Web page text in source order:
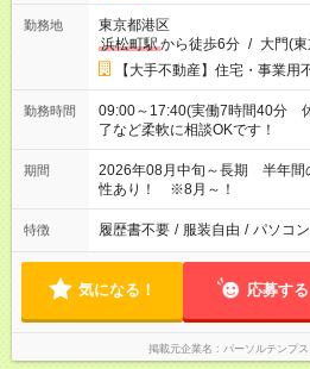
勤務地
東京都港区
浜松町駅から徒歩6分 / 大門(
【大手不動産】住宅・事業用
勤務時間
09:00～17:40(実働7時間40分
了など柔軟に相談OKです！
期間
2026年08月中旬～長期 半年間
性あり！ ※8月～！
特徴 履歴書不要 / 服装自由 / パソコ
気になる！ 応募する
掲載元企業名 パーソルテンプ